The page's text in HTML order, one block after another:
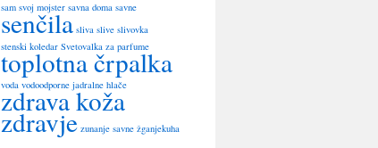
sam svoj mojster savna doma savne
senčila sliva slive slivovka
stenski koledar Svetovalka za parfume
toplotna črpalka
voda vodoodporne jadralne hlače
zdrava koža
zdravje zunanje savne žganjekuha